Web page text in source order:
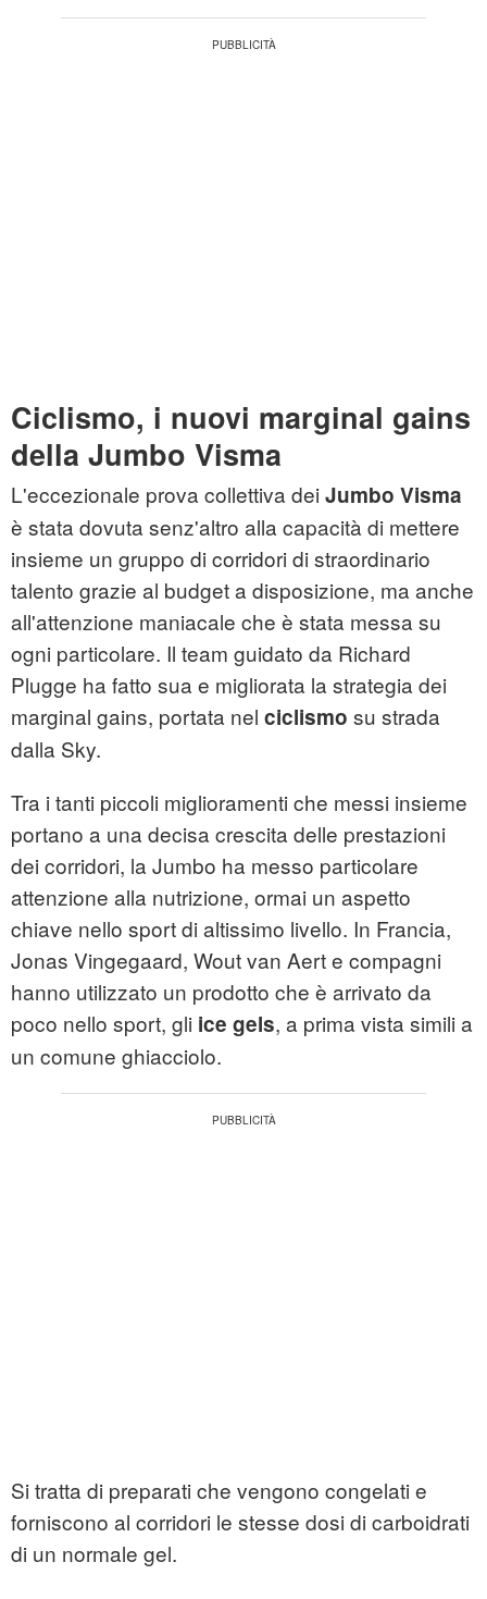
Ciclismo, i nuovi marginal gains
della Jumbo Visma
L'eccezionale prova collettiva dei Jumbo Visma
è stata dovuta senz'altro alla capacità di mettere
insieme un gruppo di corridori di straordinario
talento grazie al budget a disposizione, ma anche
all'attenzione maniacale che è stata messa su
ogni particolare. Il team guidato da Richard
Plugge ha fatto sua e migliorata la strategia dei
marginal gains, portata nel ciclismo su strada
dalla Sky.
Tra i tanti piccoli miglioramenti che messi insieme
portano a una decisa crescita delle prestazioni
dei corridori, la Jumbo ha messo particolare
attenzione alla nutrizione, ormai un aspetto
chiave nello sport di altissimo livello. In Francia,
Jonas Vingegaard, Wout van Aert e compagni
hanno utilizzato un prodotto che è arrivato da
poco nello sport, gli ice gels, a prima vista simili a
un comune ghiacciolo.
Si tratta di preparati che vengono congelati e
forniscono al corridori le stesse dosi di carboidrati
di un normale gel.